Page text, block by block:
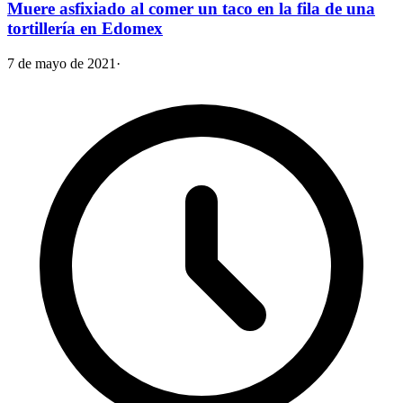
Muere asfixiado al comer un taco en la fila de una
tortillería en Edomex
7 de mayo de 2021 ·